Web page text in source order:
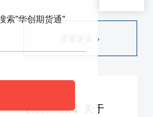
索"华创期货通"
，pb2610-2702合约保
ao2610-2702合约保
，
查看更多 >
【转郑商所】关于